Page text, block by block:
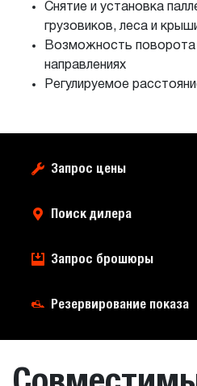
Снятие и установка
грузовиков, леса и
Возможность поворота
направлениях
Регулируемое
Запрос цены
Поиск дилера
Запрос брошюры
Резервирование показа